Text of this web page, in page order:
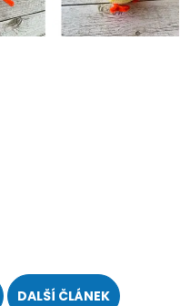
DALŠÍ ČLÁNEK